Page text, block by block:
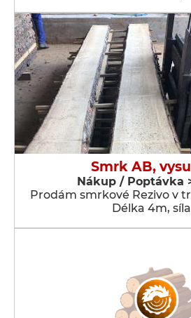
Smrk AB,
Nákup / Poptávka
Prodám smrkové Rezivo v
Délka 4m,